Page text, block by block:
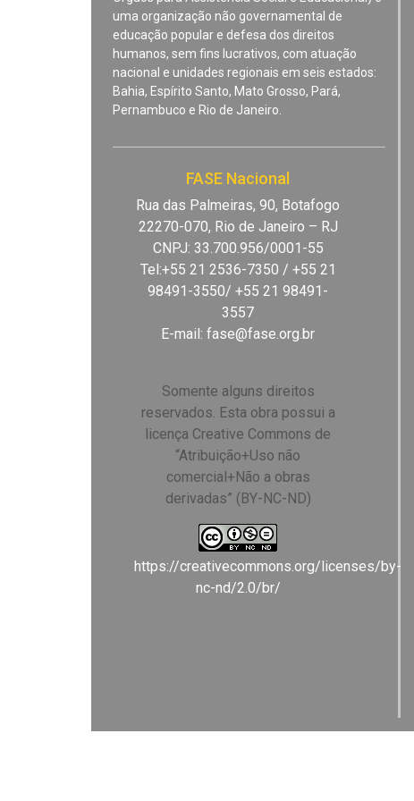
uma organização não governamental de
educação popular e defesa dos direitos
humanos, sem fins lucrativos, com atuação
nacional e unidades regionais em seis estados:
Bahia, Espírito Santo, Mato Grosso, Pará,
Pernambuco e Rio de Janeiro.
FASE Nacional
Rua das Palmeiras, 90, Botafogo
22270-070, Rio de Janeiro – RJ
CNPJ: 33.700.956/0001-55
Tel:+55 21 2536-7350 / +55 21
98491-3550/ +55 21 98491-
3557
E-mail:fase@fase.org.br
Somente alguns direitos
reservados. Esta obra possui a
licença Creative Commons de
“Atribuição+Uso não
comercial+Não a obras
derivadas” (BY-NC-ND)
https://creativecommons.org/licenses/by-
nc-nd/2.0/br/